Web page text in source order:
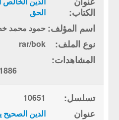
الحق
حمود محمد
rar/bok
1886
10651
الدين